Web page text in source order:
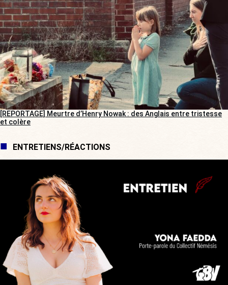
[REPORTAGE] Meurtre d’Henry Nowak : des Anglais entre tristesse
et colère
ENTRETIENS/RÉACTIONS